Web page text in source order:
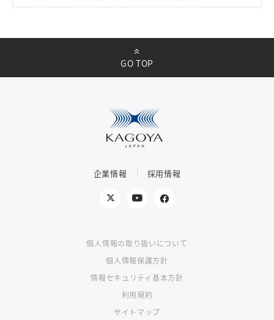
企業情報 採用情報
個人情報の取り扱いについて
個人情報保護方針
情報セキュリティ基本方針
利用規約
サイトマップ
GO TOP